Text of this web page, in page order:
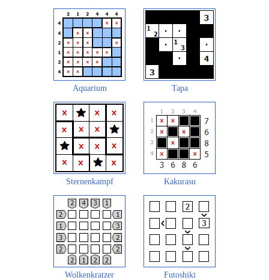
Aquarium Tapa
Sternenkampf Kakurasu
Wolkenkratzer Futoshiki